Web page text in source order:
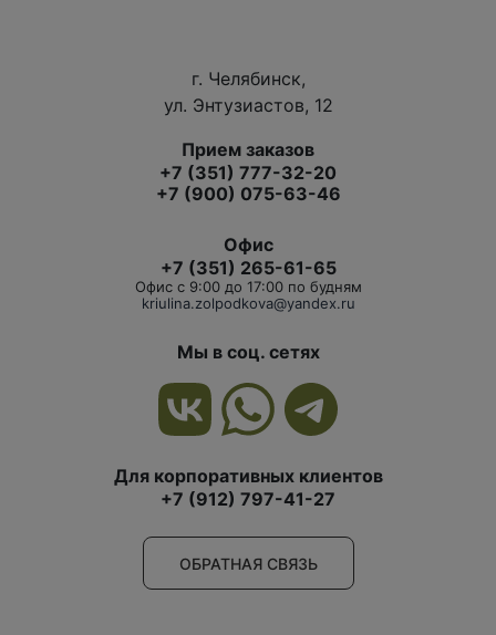
г. Челябинск,
ул. Энтузиастов, 12
Прием заказов
+7 (351) 777-32-20
+7 (900) 075-63-46
Офис
+7 (351) 265-61-65
Офис с 9:00 до 17:00 по будням
kriulina.zolpodkova@yandex.ru
Мы в соц. сетях
Для корпоративных клиентов
+7 (912) 797-41-27
ОБРАТНАЯ СВЯЗЬ